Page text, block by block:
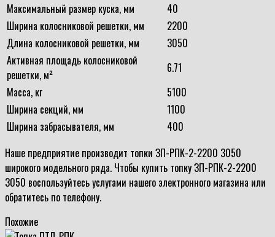
Максимальный размер куска, мм
40
Ширина колосниковой решетки, мм
2200
Длина колосниковой решетки, мм
3050
Активная площадь колосниковой
решетки, м²
6.71
Масса, кг
5100
Ширина секций, мм
1100
Ширина забрасывателя, мм
400
Наше предприятие производит топки ЗП-РПК-2-2200 3050
широкого модельного ряда. Чтобы купить топку ЗП-РПК-2-2200
3050 воспользуйтесь услугами нашего электронного магазина или
обратитесь по телефону.
Похожие